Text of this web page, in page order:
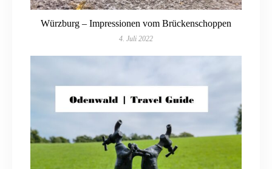
Würzburg – Impressionen vom Brückenschoppen
4. Juli 2022